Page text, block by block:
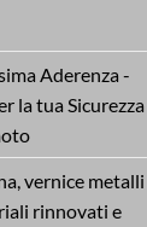
Aderenza -
la tua Sicurezza
vernice metalli
rinnovati e